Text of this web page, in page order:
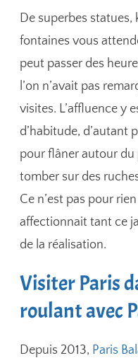
De superbes statues,
fontaines vous
peut passer des
l’on n’avait pas
visites. L’affluence y
d’habitude, d’autant
pour flâner autour du
tomber sur des
Ce n’est pas pour
affectionnait tant ce
de la réalisation.
Visiter Paris
roulant avec
Depuis 2013, Paris